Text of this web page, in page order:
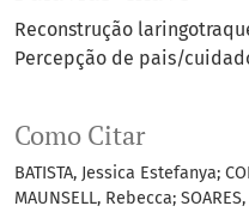
Reconstrução
Percepção de pais/
Como Citar
BATISTA, Jessica Estefanya;
MAUNSELL, Rebecca;